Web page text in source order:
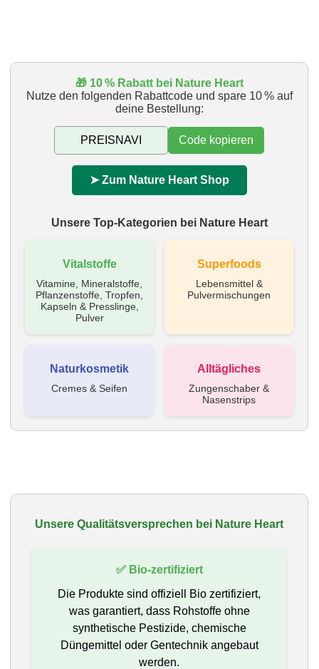
🎁 10 % Rabatt bei Nature Heart
Nutze den folgenden Rabattcode und spare 10 % auf
deine Bestellung:
Code kopieren
➤ Zum Nature Heart Shop
Unsere Top-Kategorien bei Nature Heart
Vitalstoffe
Vitamine, Mineralstoffe,
Pflanzenstoffe, Tropfen,
Kapseln & Presslinge,
Pulver
Superfoods
Lebensmittel &
Pulvermischungen
Naturkosmetik
Cremes & Seifen
Alltägliches
Zungenschaber &
Nasenstrips
Unsere Qualitätsversprechen bei Nature Heart
✅ Bio‑zertifiziert
Die Produkte sind offiziell Bio zertifiziert,
was garantiert, dass Rohstoffe ohne
synthetische Pestizide, chemische
Düngemittel oder Gentechnik angebaut
werden.